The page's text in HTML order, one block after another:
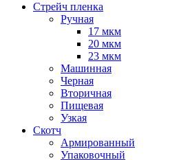
Стрейч пленка
Ручная
17 мкм
20 мкм
23 мкм
Машинная
Черная
Вторичная
Пищевая
Узкая
Скотч
Армированный
Упаковочный